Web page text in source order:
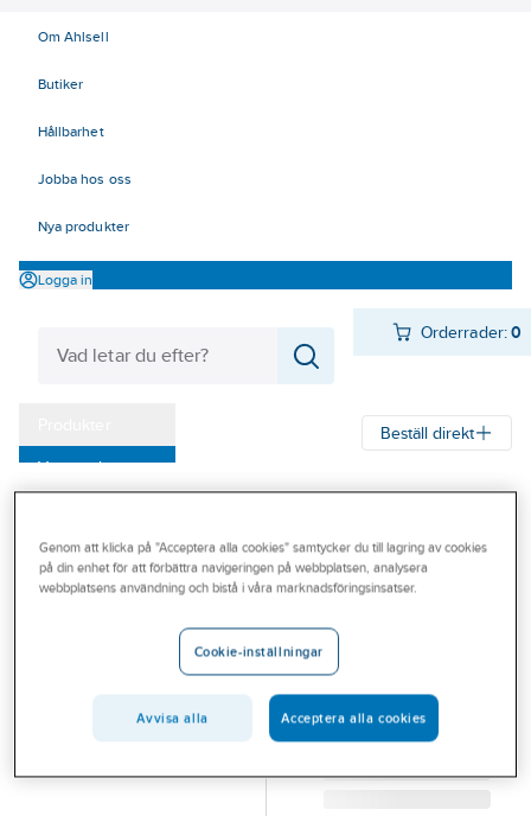
Om Ahlsell
Butiker
Hållbarhet
Jobba hos oss
Nya produkter
Logga in
Orderrader:0
Varumärken
Outlet
Branscher
Beställ direkt
BAHCO
SEKATÖR BAHCO
P126-19-F
Lev. artikelnr: 8275297
Genom att klicka på "Acceptera alla cookies" samtycker du till lagring av cookies
på din enhet för att förbättra navigeringen på webbplatsen, analysera
webbplatsens användning och bistå i våra marknadsföringsinsatser.
Cookie-inställningar
Avvisa alla Acceptera alla cookies